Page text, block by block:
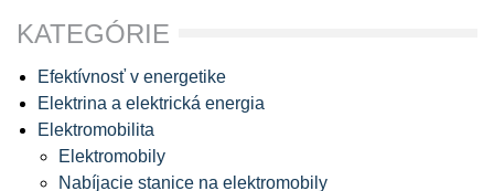
KATEGÓRIE
Efektívnosť v energetike
Elektrina a elektrická energia
Elektromobilita
Elektromobily
Nabíjacie stanice na elektromobily